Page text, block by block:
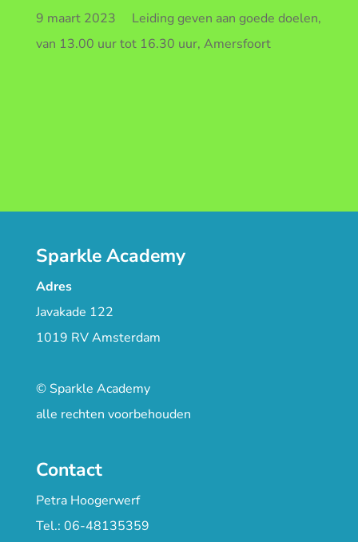
9 maart 2023 Leiding geven aan goede doelen,
van 13.00 uur tot 16.30 uur, Amersfoort
Sparkle Academy
Adres
Javakade 122
1019 RV Amsterdam
© Sparkle Academy
alle rechten voorbehouden
Contact
Petra Hoogerwerf
Tel.: 06-48135359